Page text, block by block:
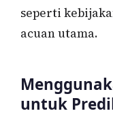
seperti
acuan utama.
untuk